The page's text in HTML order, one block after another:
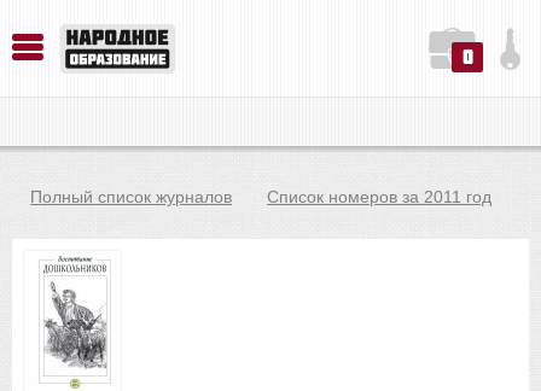
0
Полный список журналов Список номеров за 2011 год